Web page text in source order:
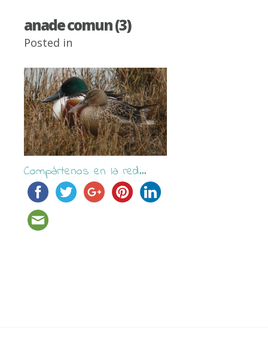
anade comun (3)
Posted in
Compártenos en la red...